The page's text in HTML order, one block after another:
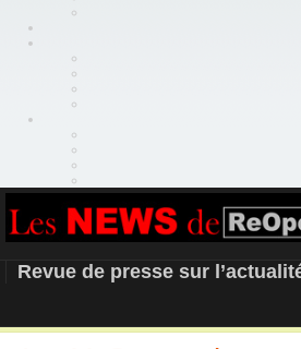
REOPEN911 –
Revue de presse sur